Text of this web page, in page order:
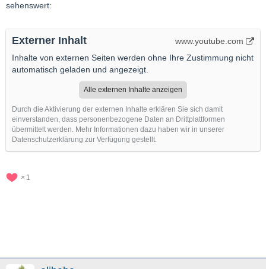
sehenswert:
Externer Inhalt
www.youtube.com
Inhalte von externen Seiten werden ohne Ihre Zustimmung nicht
automatisch geladen und angezeigt.
Alle externen Inhalte anzeigen
Durch die Aktivierung der externen Inhalte erklären Sie sich damit
einverstanden, dass personenbezogene Daten an Drittplattformen
übermittelt werden. Mehr Informationen dazu haben wir in unserer
Datenschutzerklärung zur Verfügung gestellt.
1